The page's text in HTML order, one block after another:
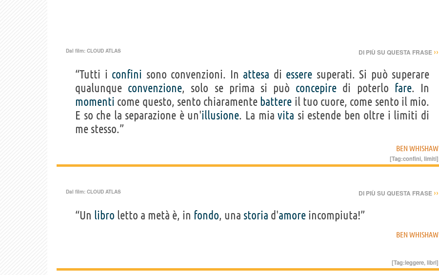
Dal film: CLOUD ATLAS DI PIÙ SU QUESTA FRASE ››
“Tutti i confini sono convenzioni. In attesa di essere superati. Si può superare
qualunque convenzione, solo se prima si può concepire di poterlo fare. In
momenti come questo, sento chiaramente battere il tuo cuore, come sento il mio.
E so che la separazione è un'illusione. La miavita si estende ben oltre i limiti di
me stesso.”
BEN WHISHAW
[Tag:confini,limiti]
Dal film: CLOUD ATLAS DI PIÙ SU QUESTA FRASE ››
“Un libro letto a metà è, in fondo, una storia d'amore incompiuta!”
BEN WHISHAW
[Tag:leggere,libri]